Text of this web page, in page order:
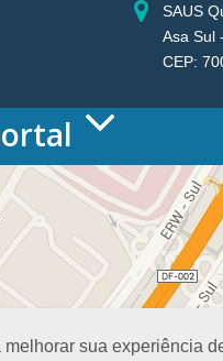
sua experiência
SAUS
Asa Sul
CEP:
– Gestões anteriores